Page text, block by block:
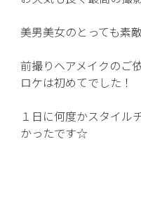
美男美女のとっても素
前撮りヘアメイクのご
ロケは初めてでした！
１日に何度かスタイル
かったです☆